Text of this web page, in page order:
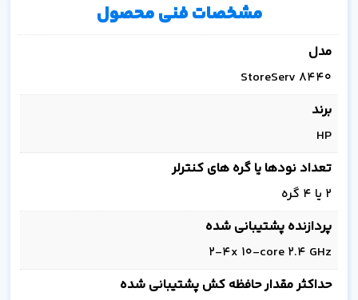
مشخصات فنی محصول
مدل
StoreServ 8440
برند
HP
تعداد نودها یا گره های کنترلر
2 یا 4 گره
پردازنده پشتیبانی شده
2-4x 10-core 2.4 GHz
حداکثر مقدار حافظه کش پشتیبانی شده